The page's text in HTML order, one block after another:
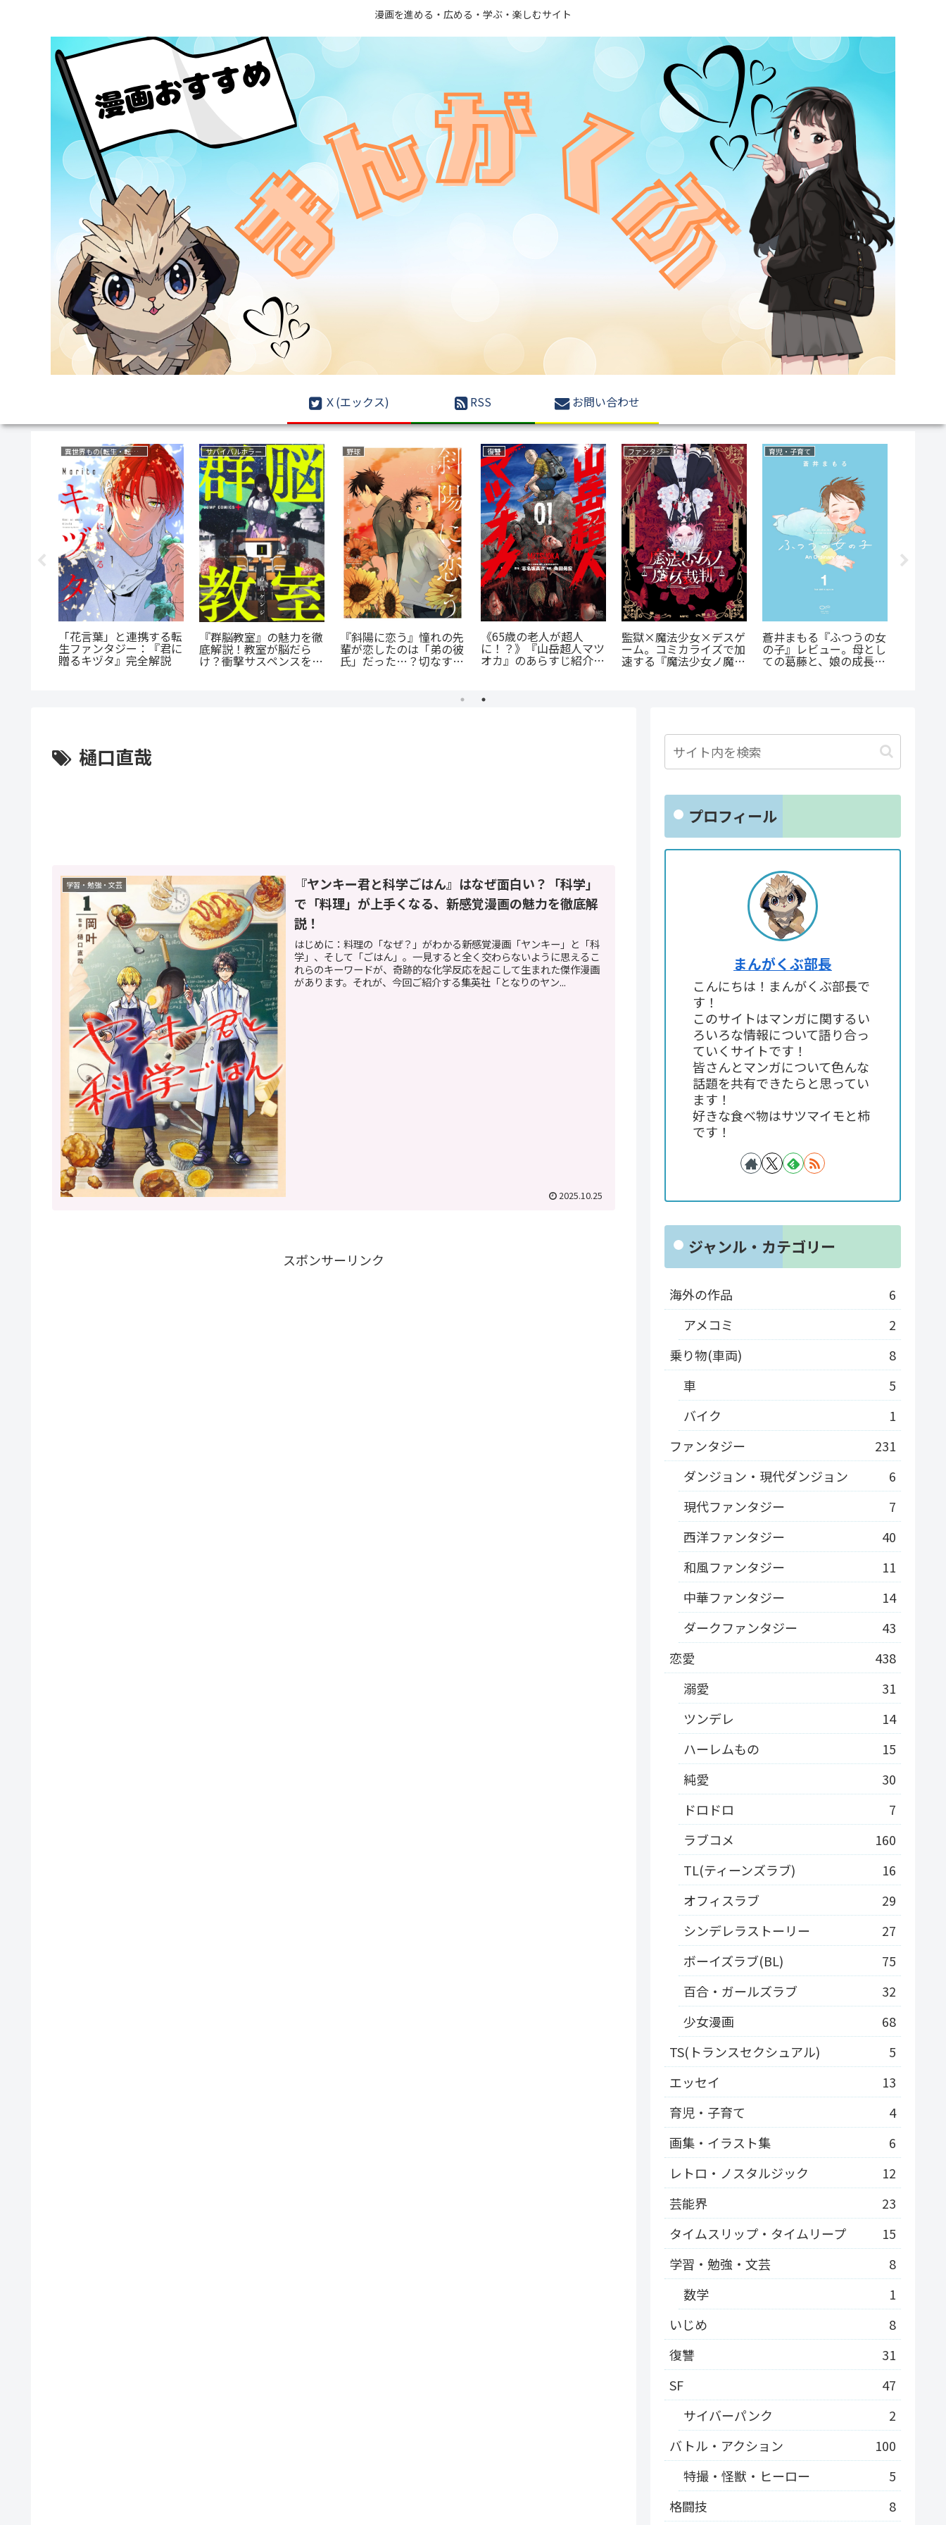
漫画を進める・広める・学ぶ・楽しむサイト
Ｘ(エックス) RSS お問い合わせ
異世界もの(転生・転移・成り上がり・異世界ファンタジー)
「花言葉」と連携する転
生ファンタジー：『君に
贈るキヅタ』完全解説
サバイバルホラー
『群脳教室』の魅力を徹
底解説！教室が脳だら
け？衝撃サスペンスを今
野球
『斜陽に恋う』憧れの先
輩が恋したのは「弟の彼
氏」だった…？切なすぎ
復讐
《65歳の老人が超人
に！？》『山岳超人マツ
オカ』のあらすじ紹介：
ファンタジー
監獄×魔法少女×デスゲ
ーム。コミカライズで加
速する『魔法少女ノ魔女
育児・子育て
蒼井まもる『ふつうの女
の子』レビュー。母とし
ての葛藤と、娘の成長に
涙が止まらない
樋口直哉
学習・勉強・文芸
『ヤンキー君と科学ごはん』はなぜ面白い？「科学」
で「料理」が上手くなる、新感覚漫画の魅力を徹底解
説！
はじめに：料理の「なぜ？」がわかる新感覚漫画「ヤンキー」と「科
学」、そして「ごはん」。一見すると全く交わらないように思えるこ
れらのキーワードが、奇跡的な化学反応を起こして生まれた傑作漫画
があります。それが、今回ご紹介する集英社「となりのヤン...
2025.10.25
スポンサーリンク
プロフィール
まんがくぶ部長
こんにちは！まんがくぶ部長で
す！
このサイトはマンガに関するい
ろいろな情報について語り合っ
ていくサイトです！
皆さんとマンガについて色んな
話題を共有できたらと思ってい
ます！
好きな食べ物はサツマイモと柿
です！
ジャンル・カテゴリー
海外の作品
6
アメコミ
2
乗り物(車両)
8
車
5
バイク
1
ファンタジー
231
ダンジョン・現代ダンジョン
6
現代ファンタジー
7
西洋ファンタジー
40
和風ファンタジー
11
中華ファンタジー
14
ダークファンタジー
43
恋愛
438
溺愛
31
ツンデレ
14
ハーレムもの
15
純愛
30
ドロドロ
7
ラブコメ
160
TL(ティーンズラブ)
16
オフィスラブ
29
シンデレラストーリー
27
ボーイズラブ(BL)
75
百合・ガールズラブ
32
少女漫画
68
TS(トランスセクシュアル)
5
エッセイ
13
育児・子育て
4
画集・イラスト集
6
レトロ・ノスタルジック
12
芸能界
23
タイムスリップ・タイムリープ
15
学習・勉強・文芸
8
数学
1
いじめ
8
復讐
31
SF
47
サイバーパンク
2
バトル・アクション
100
特撮・怪獣・ヒーロー
5
格闘技
8